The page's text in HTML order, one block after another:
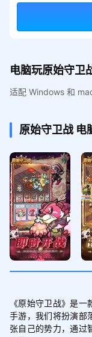
电脑玩原始守卫
适配 Windows 和
原始守卫战 电
《原始守卫战》是
手游，我们将扮演部
张自己的势力，通过